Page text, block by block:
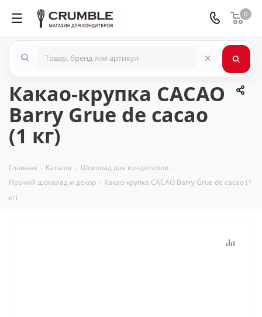
0
×
Какао-крупка CACAO
Barry Grue de cacao
(1 кг)
Главная - Каталог - Шоколад для кондитеров -
Прочий шоколад и декор - Какао-крупка CACAO Barry Grue de cacao (1
кг)